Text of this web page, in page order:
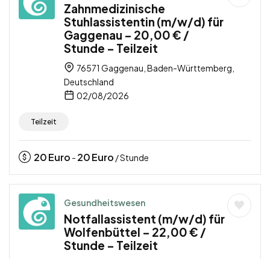
Zahnmedizinische
Stuhlassistentin (m/w/d) für
Gaggenau – 20,00 € /
Stunde – Teilzeit
76571 Gaggenau, Baden-Württemberg,
Deutschland
02/08/2026
Teilzeit
20Euro - 20Euro / Stunde
Gesundheitswesen
Notfallassistent (m/w/d) für
Wolfenbüttel – 22,00 € /
Stunde – Teilzeit